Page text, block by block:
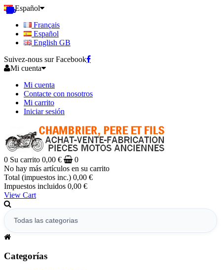
Español
Français
Español
English GB
Suivez-nous sur Facebook
Mi cuenta
Mi cuenta
Contacte con nosotros
Mi carrito
Iniciar sesión
0 Su carrito 0,00 €
0
No hay más artículos en su carrito
Total (impuestos inc.) 0,00 €
Impuestos incluidos 0,00 €
View Cart
Categorías